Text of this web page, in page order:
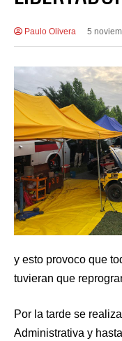
Paulo Olivera 5
y esto provoco que
tuvieran que
Por la tarde se
Administrativa y